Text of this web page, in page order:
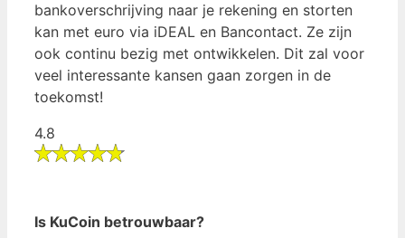
bankoverschrijving naar je rekening en storten
kan met euro via iDEAL en Bancontact. Ze zijn
ook continu bezig met ontwikkelen. Dit zal voor
veel interessante kansen gaan zorgen in de
toekomst!
4.8
Is KuCoin betrouwbaar?